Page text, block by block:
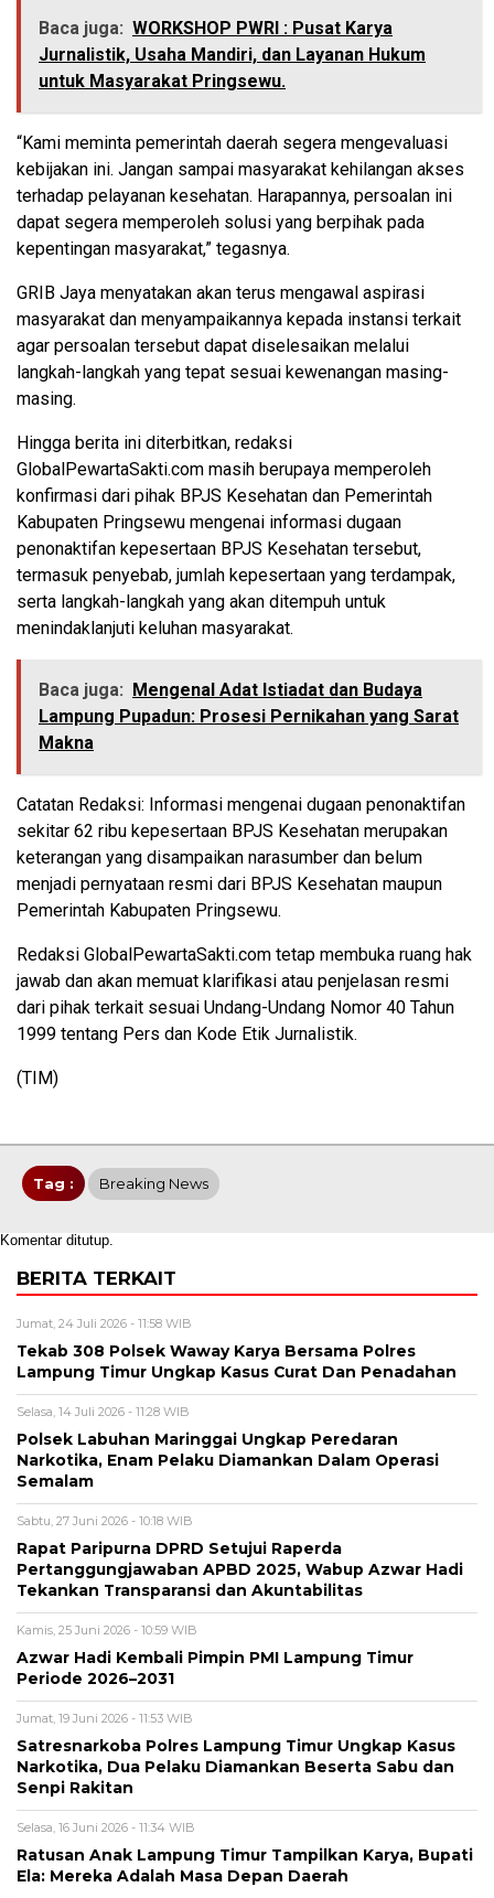
Baca juga: WORKSHOP PWRI : Pusat Karya
Jurnalistik, Usaha Mandiri, dan Layanan Hukum
untuk Masyarakat Pringsewu.
“Kami meminta pemerintah daerah segera mengevaluasi
kebijakan ini. Jangan sampai masyarakat kehilangan akses
terhadap pelayanan kesehatan. Harapannya, persoalan ini
dapat segera memperoleh solusi yang berpihak pada
kepentingan masyarakat,” tegasnya.
GRIB Jaya menyatakan akan terus mengawal aspirasi
masyarakat dan menyampaikannya kepada instansi terkait
agar persoalan tersebut dapat diselesaikan melalui
langkah-langkah yang tepat sesuai kewenangan masing-
masing.
Hingga berita ini diterbitkan, redaksi
GlobalPewartaSakti.com masih berupaya memperoleh
konfirmasi dari pihak BPJS Kesehatan dan Pemerintah
Kabupaten Pringsewu mengenai informasi dugaan
penonaktifan kepesertaan BPJS Kesehatan tersebut,
termasuk penyebab, jumlah kepesertaan yang terdampak,
serta langkah-langkah yang akan ditempuh untuk
menindaklanjuti keluhan masyarakat.
Baca juga: Mengenal Adat Istiadat dan Budaya
Lampung Pupadun: Prosesi Pernikahan yang Sarat
Makna
Catatan Redaksi: Informasi mengenai dugaan penonaktifan
sekitar 62 ribu kepesertaan BPJS Kesehatan merupakan
keterangan yang disampaikan narasumber dan belum
menjadi pernyataan resmi dari BPJS Kesehatan maupun
Pemerintah Kabupaten Pringsewu.
Redaksi GlobalPewartaSakti.com tetap membuka ruang hak
jawab dan akan memuat klarifikasi atau penjelasan resmi
dari pihak terkait sesuai Undang-Undang Nomor 40 Tahun
1999 tentang Pers dan Kode Etik Jurnalistik.
(TIM)
Tag : Breaking News
Komentar ditutup.
BERITA TERKAIT
Jumat, 24 Juli 2026 - 11:58 WIB
Tekab 308 Polsek Waway Karya Bersama Polres
Lampung Timur Ungkap Kasus Curat Dan Penadahan
Selasa, 14 Juli 2026 - 11:28 WIB
Polsek Labuhan Maringgai Ungkap Peredaran
Narkotika, Enam Pelaku Diamankan Dalam Operasi
Semalam
Sabtu, 27 Juni 2026 - 10:18 WIB
Rapat Paripurna DPRD Setujui Raperda
Pertanggungjawaban APBD 2025, Wabup Azwar Hadi
Tekankan Transparansi dan Akuntabilitas
Kamis, 25 Juni 2026 - 10:59 WIB
Azwar Hadi Kembali Pimpin PMI Lampung Timur
Periode 2026–2031
Jumat, 19 Juni 2026 - 11:53 WIB
Satresnarkoba Polres Lampung Timur Ungkap Kasus
Narkotika, Dua Pelaku Diamankan Beserta Sabu dan
Senpi Rakitan
Selasa, 16 Juni 2026 - 11:34 WIB
Ratusan Anak Lampung Timur Tampilkan Karya, Bupati
Ela: Mereka Adalah Masa Depan Daerah